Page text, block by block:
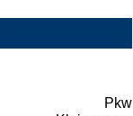
Pkw